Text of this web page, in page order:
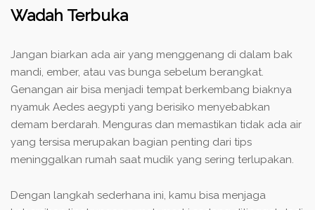
Wadah Terbuka
Jangan biarkan ada air yang menggenang di dalam bak
mandi, ember, atau vas bunga sebelum berangkat.
Genangan air bisa menjadi tempat berkembang biaknya
nyamuk Aedes aegypti yang berisiko menyebabkan
demam berdarah. Menguras dan memastikan tidak ada air
yang tersisa merupakan bagian penting dari tips
meninggalkan rumah saat mudik yang sering terlupakan.
Dengan langkah sederhana ini, kamu bisa menjaga